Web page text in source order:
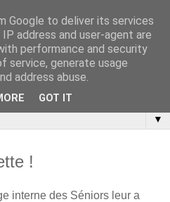
▼
!
interne des Séniors leur a
Google to deliver its services
address and user-agent are
performance and security
service, generate usage
address abuse.
GOT IT